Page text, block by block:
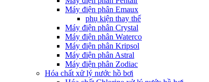
Máy điện phân Emaux
phụ kiện thay thế
Máy điện phân Crystal
Máy điện phân Waterco
Máy điện phân Kripsol
Máy điện phân Astral
Máy điện phân Zodiac
Hóa chất xử lý nước hồ bơi